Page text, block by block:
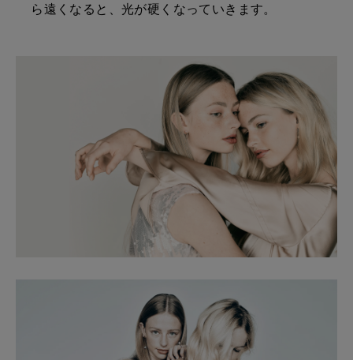
ら遠くなると、光が硬くなっていきます。